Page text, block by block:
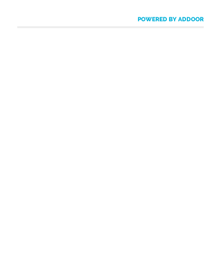
POWERED BY ADDOOR